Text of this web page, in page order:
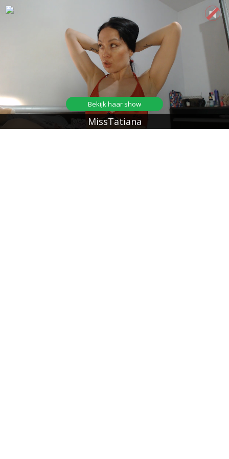
MissTatiana
Bekijk haar show